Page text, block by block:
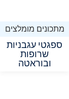
מתכונים מומלצים
ספגטי עגבניות
שרופות
ובוראטה